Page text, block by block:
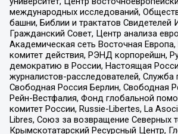
международных исследований,
башни, Библии и трактатов Свидетелей
Гражданский Совет, Центр анализа
Академическая сеть Восточная Европа,
комитет действия, РЭНД корпорейшн,
демократию в России, Настоящая
журналистов-расследователей, Служба
Свободная Россия Берлин, Свободная
Рейн-Вестфалия, Фонд глобальной
комитет России, Russie-Libertes, La
Libres, Союз за возвращение Северных
Крымскотатарский Ресурсный Центр,